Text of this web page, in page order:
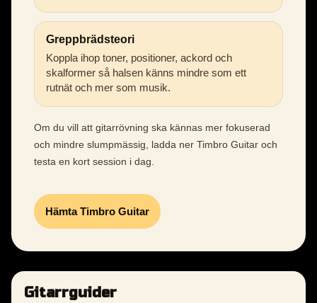
Greppbrädsteori
Koppla ihop toner, positioner, ackord och
skalformer så halsen känns mindre som ett
rutnät och mer som musik.
Om du vill att gitarrövning ska kännas mer fokuserad
och mindre slumpmässig, ladda ner Timbro Guitar och
testa en kort session i dag.
Hämta Timbro Guitar
Gitarrguider